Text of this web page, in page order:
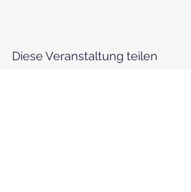
Diese Veranstaltung teilen